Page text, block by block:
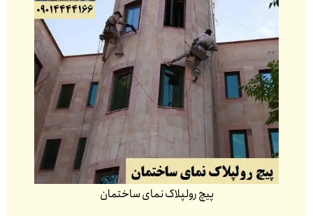
پیچ رولپلاک نمای ساختمان